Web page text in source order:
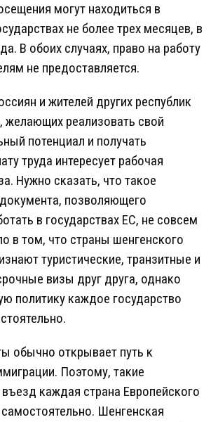
могут находиться в
не более трех месяцев, в
В обоих случаях, право на работу
не предоставляется.
и жителей других республик
реализовать свой
потенциал и получать
труда интересует рабочая
Нужно сказать, что такое
позволяющего
в государствах ЕС, не совсем
в том, что страны шенгенского
туристические, транзитные и
визы друг друга, однако
политику каждое государство
обычно открывает путь к
Поэтому, такие
каждая страна Европейского
Шенгенская